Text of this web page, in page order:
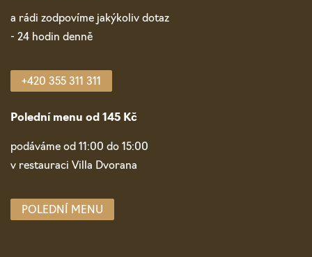
a rádi zodpovíme jakýkoliv dotaz
- 24 hodin denně
+420 355 311 311
Polední menu od 145 Kč
podáváme od 11:00 do 15:00
v restauraci Villa Dvorana
POLEDNÍ MENU